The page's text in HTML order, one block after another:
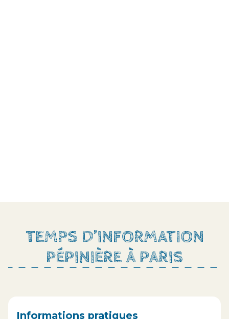
TEMPS D’INFORMATION
PÉPINIÈRE À PARIS
Informations pratiques